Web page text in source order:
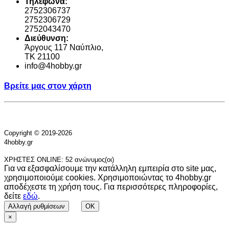
2752306737
2752306729
2752043470
Διεύθυνση:
Άργους 117 Ναύπλιο,
TK 21100
info@4hobby.gr
Βρείτε μας στον χάρτη
Copyright © 2019-2026
4hobby.gr
ΧΡΗΣΤΕΣ ONLINE: 52 ανώνυμος(οι)
Για να εξασφαλίσουμε την κατάλληλη εμπειρία στο site μας,
χρησιμοποιούμε cookies. Χρησιμοποιώντας το 4hobby.gr
αποδέχεστε τη χρήση τους. Για περισσότερες πληροφορίες,
δείτε εδώ.
Αλλαγή ρυθμίσεων
OK
×